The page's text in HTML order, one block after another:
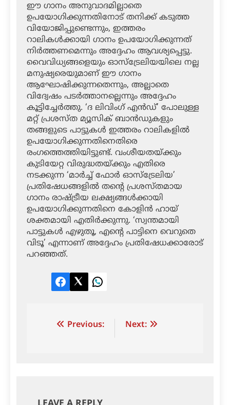
ഈ ഗാനം അനുവാദമില്ലാതെ
ഉപയോഗിക്കുന്നതിനോട് തനിക്ക് കടുത്ത
വിയോജിപ്പുണ്ടെന്നും, ഇത്തരം
റാലികള്‍ക്കായി ഗാനം ഉപയോഗിക്കുന്നത്
നിര്‍ത്തണമെന്നും അദ്ദേഹം ആവശ്യപ്പെട്ടു.
വൈവിധ്യങ്ങളെയും ഓസ്ട്രേലിയയിലെ നല്ല
മനുഷ്യരെയുമാണ് ഈ ഗാനം
ആഘോഷിക്കുന്നതെന്നും, അല്ലാതെ
വിദ്വേഷം പടര്‍ത്താനല്ലെന്നും അദ്ദേഹം
കൂട്ടിച്ചേര്‍ത്തു. ‘ദ ലിവിംഗ് എന്‍ഡ്’ പോലുള്ള
മറ്റ് പ്രശസ്ത മ്യൂസിക് ബാന്‍ഡുകളും
തങ്ങളുടെ പാട്ടുകള്‍ ഇത്തരം റാലികളില്‍
ഉപയോഗിക്കുന്നതിനെതിരെ
രംഗത്തെത്തിയിട്ടുണ്ട്. വംശീയതയ്ക്കും
കുടിയേറ്റ വിരുദ്ധതയ്ക്കും എതിരെ
നടക്കുന്ന ‘മാര്‍ച്ച് ഫോര്‍ ഓസ്ട്രേലിയ’
പ്രതിഷേധങ്ങളില്‍ തന്റെ പ്രശസ്തമായ
ഗാനം രാഷ്ട്രീയ ലക്ഷ്യങ്ങള്‍ക്കായി
ഉപയോഗിക്കുന്നതിനെ കോളിന്‍ ഹായ്
ശക്തമായി എതിര്‍ക്കുന്നു. ‘സ്വന്തമായി
പാട്ടുകള്‍ എഴുതൂ, എന്റെ പാട്ടിനെ വെറുതെ
വിടൂ’ എന്നാണ് അദ്ദേഹം പ്രതിഷേധക്കാരോട്
പറഞ്ഞത്.
Facebook
TwitterLinkedIn
Post Previous: Next: